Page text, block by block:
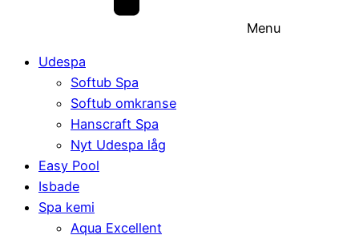
Menu
Udespa
Softub Spa
Softub omkranse
Hanscraft Spa
Nyt Udespa låg
Easy Pool
Isbade
Spa kemi
Aqua Excellent